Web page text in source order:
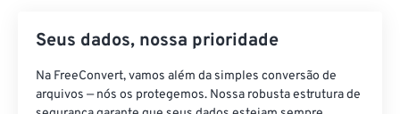
Seus dados, nossa prioridade
Na FreeConvert, vamos além da simples conversão de
arquivos — nós os protegemos. Nossa robusta estrutura de